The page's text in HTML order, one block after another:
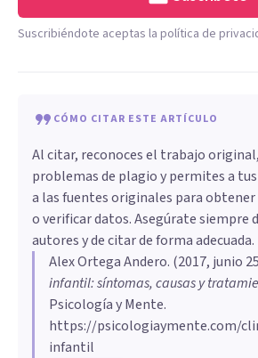
Suscribiéndote aceptas la política de
CÓMO CITAR ESTE ARTÍCULO
Al citar, reconoces el trabajo
problemas de plagio y permites a
a las fuentes originales para
o verificar datos. Asegúrate siempre
autores y de citar de forma adecuada.
Alex Ortega Andero. (2017, junio 25
infantil: síntomas, causas y
Psicología y Mente.
https://psicologiaymente.com/
infantil